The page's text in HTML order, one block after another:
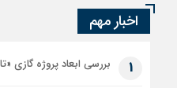
اخبار مهم
1 بررسی ابعاد پروژه گازی